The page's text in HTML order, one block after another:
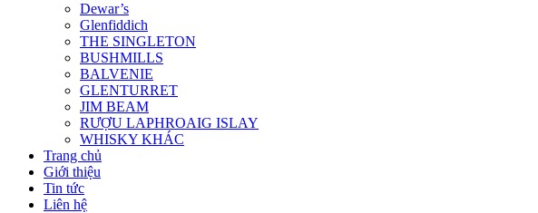
Dewar’s
Glenfiddich
THE SINGLETON
BUSHMILLS
BALVENIE
GLENTURRET
JIM BEAM
RƯỢU LAPHROAIG ISLAY
WHISKY KHÁC
Trang chủ
Giới thiệu
Tin tức
Liên hệ